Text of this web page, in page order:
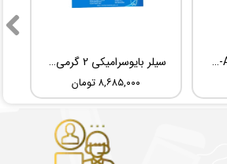
سیلر بایوسرامیکی 2 گرمی Root Dental Medical C-Root SP
۸,۶۸۵,۰۰۰ تومان
چسب داخل دهانی TBM Ora-Aid